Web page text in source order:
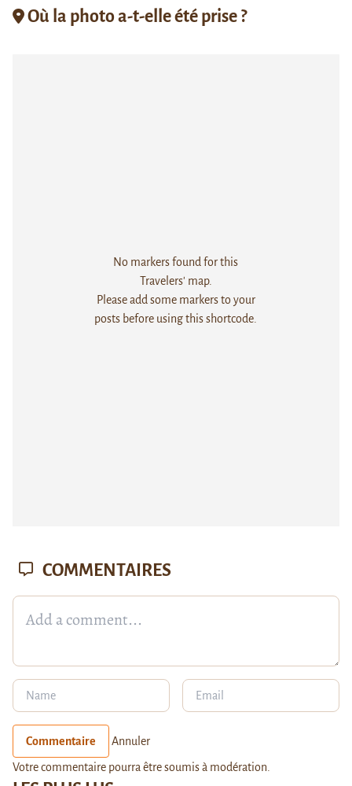
Où la photo a-t-elle été prise ?
No markers found for this
Travelers' map.
Please add some markers to your
posts before using this shortcode.
COMMENTAIRES
Commentaire Annuler
Votre commentaire pourra être soumis à modération.